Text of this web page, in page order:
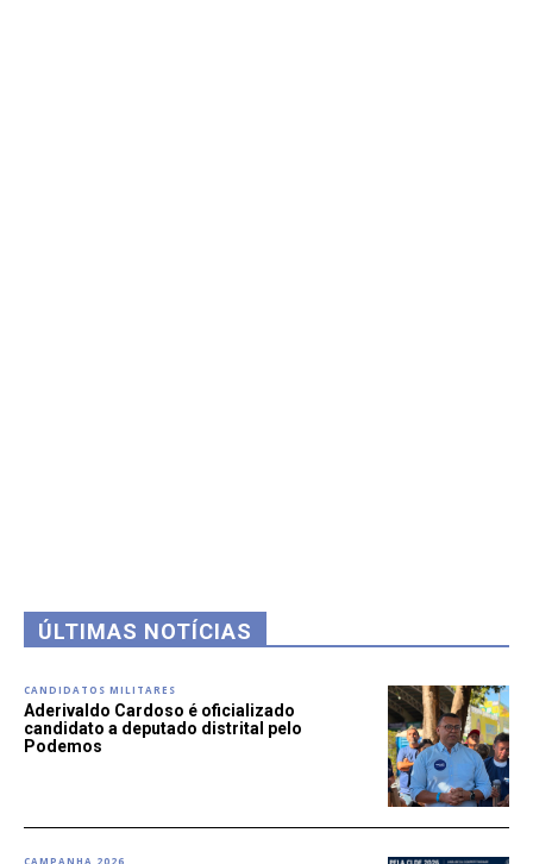
ÚLTIMAS NOTÍCIAS
CANDIDATOS MILITARES
Aderivaldo Cardoso é oficializado
candidato a deputado distrital pelo
Podemos
CAMPANHA 2026